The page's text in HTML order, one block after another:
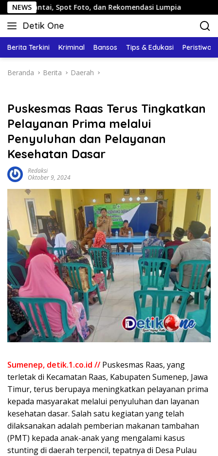
Langsung
ke
konten
NEWS
Spot Foto, dan Rekomendasi Lumpia Panduan
Detik One
Tajam
Fakta
Berita Terkini Kriminal Bansos Tips & Edukasi Peristiwa
Beranda Berita Daerah
Puskesmas Raas Terus Tingkatkan
Pelayanan Prima melalui
Penyuluhan dan Pelayanan
Kesehatan Dasar
Redaksi
Oktober 9, 2024
Sumenep, detik.1.co.id // Puskesmas Raas, yang
terletak di Kecamatan Raas, Kabupaten Sumenep, Jawa
Timur, terus berupaya meningkatkan pelayanan prima
kepada masyarakat melalui penyuluhan dan layanan
kesehatan dasar. Salah satu kegiatan yang telah
dilaksanakan adalah pemberian makanan tambahan
(PMT) kepada anak-anak yang mengalami kasus
stunting di daerah terpencil, tepatnya di Desa Pulau